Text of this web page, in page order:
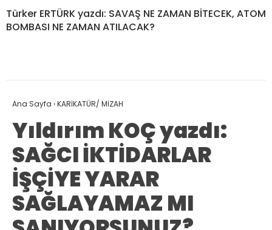
Türker ERTÜRK yazdı: SAVAŞ NE ZAMAN BİTECEK, ATOM
BOMBASI NE ZAMAN ATILACAK?
Ana Sayfa ›KARİKATÜR/ MİZAH
Yıldırım KOÇ yazdı:
SAĞCI İKTİDARLAR
İŞÇİYE YARAR
SAĞLAYAMAZ MI